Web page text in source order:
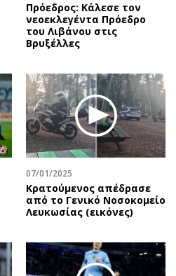
Πρόεδρος: Κάλεσε τον
νεοεκλεγέντα Πρόεδρο
του Λιβάνου στις
Βρυξέλλες
07/01/2025
Κρατούμενος απέδρασε
από το Γενικό Νοσοκομείο
Λευκωσίας (εικόνες)